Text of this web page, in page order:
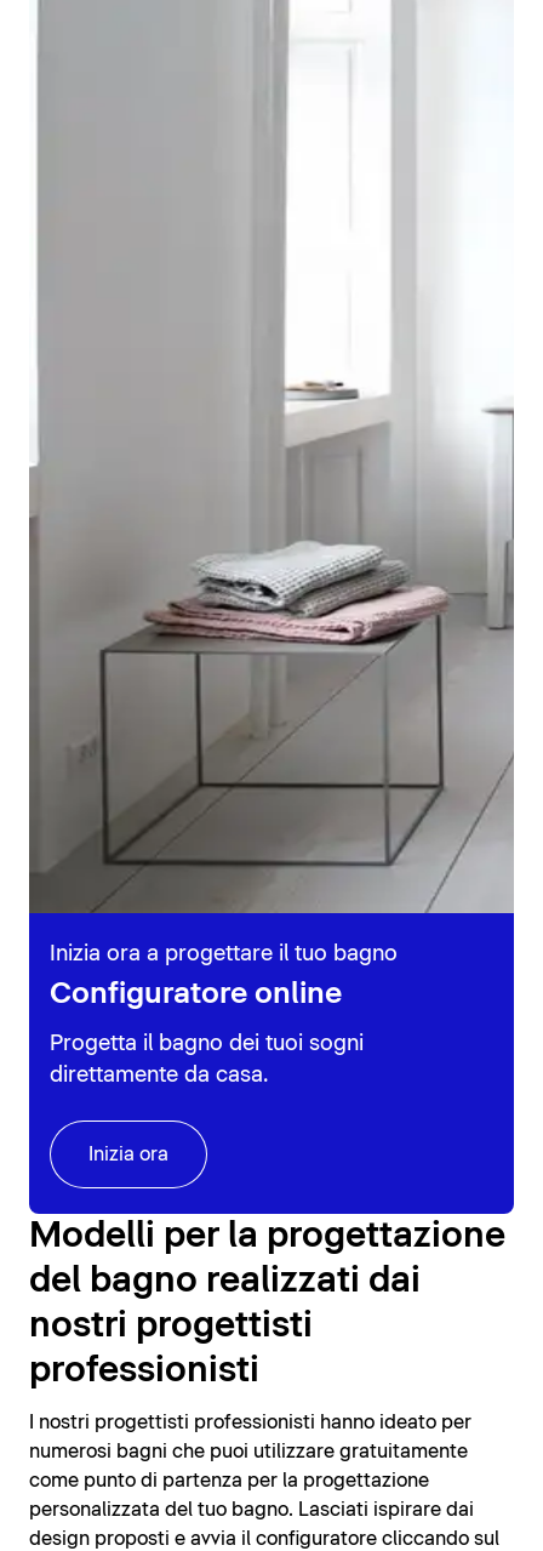
Inizia ora a progettare il tuo bagno
Configuratore online
Progetta il bagno dei tuoi sogni
direttamente da casa.
Inizia ora
Modelli per la progettazione
del bagno realizzati dai
nostri progettisti
professionisti
I nostri progettisti professionisti hanno ideato per
numerosi bagni che puoi utilizzare gratuitamente
come punto di partenza per la progettazione
personalizzata del tuo bagno. Lasciati ispirare dai
design proposti e avvia il configuratore cliccando sul